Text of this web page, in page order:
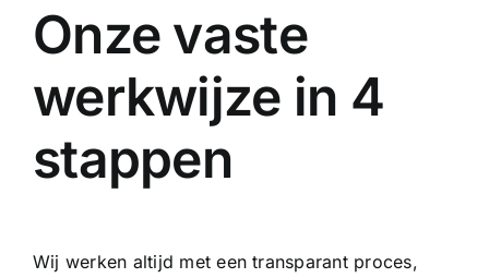
Onze vaste
werkwijze in 4
stappen
Wij werken altijd met een transparant proces,